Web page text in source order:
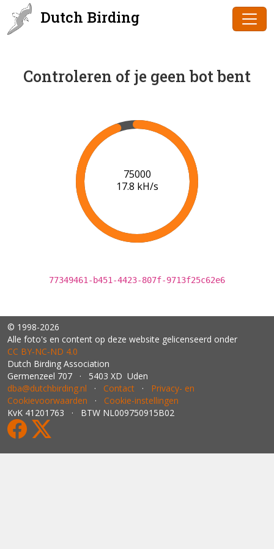
Dutch Birding
Controleren of je geen bot bent
77000
17.9 kH/s
77349461-b451-4423-807f-9713f25c62e6
© 1998-2026
Alle foto's en content op deze website gelicenseerd onder
CC BY‑NC‑ND 4.0
Dutch Birding Association
Germenzeel 707 · 5403 XD Uden
dba@dutchbirding.nl · Contact · Privacy- en
Cookievoorwaarden · Cookie-instellingen
KvK 41201763 · BTW NL009750915B02